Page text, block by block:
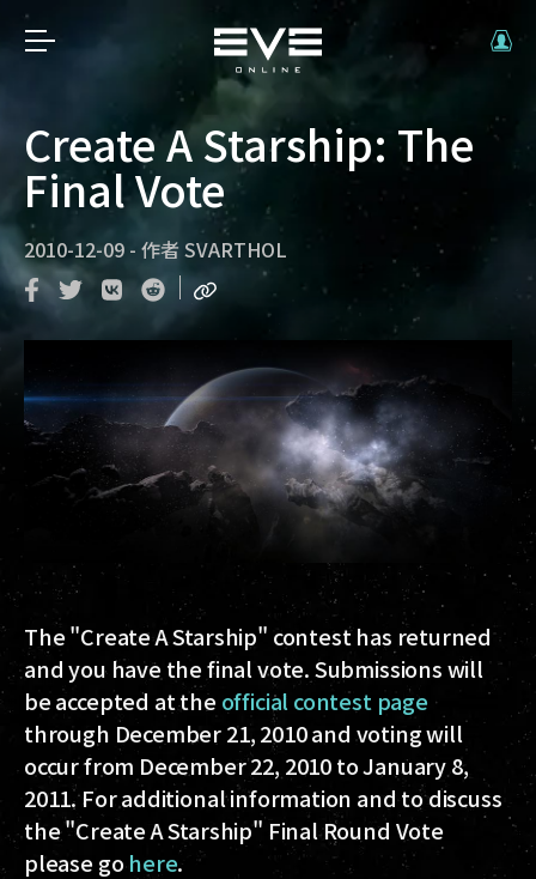
Create A Starship: The
Final Vote
2010-12-09 - 作者 SVARTHOL
The "Create A Starship" contest has returned
and you have the final vote. Submissions will
be accepted at the official contest page
through December 21, 2010 and voting will
occur from December 22, 2010 to January 8,
2011. For additional information and to discuss
the "Create A Starship" Final Round Vote
please go here.